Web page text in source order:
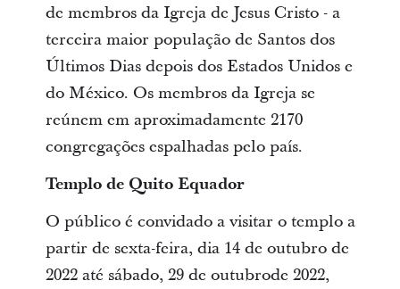
de membros da Igreja de Jesus Cristo - a
terceira maior população de Santos dos
Últimos Dias depois dos Estados Unidos e
do México. Os membros da Igreja se
reúnem em aproximadamente 2170
congregações espalhadas pelo país.
Templo de Quito Equador
O público é convidado a visitar o templo a
partir de sexta-feira, dia 14 de outubro de
2022 até sábado, 29 de outubrode 2022,